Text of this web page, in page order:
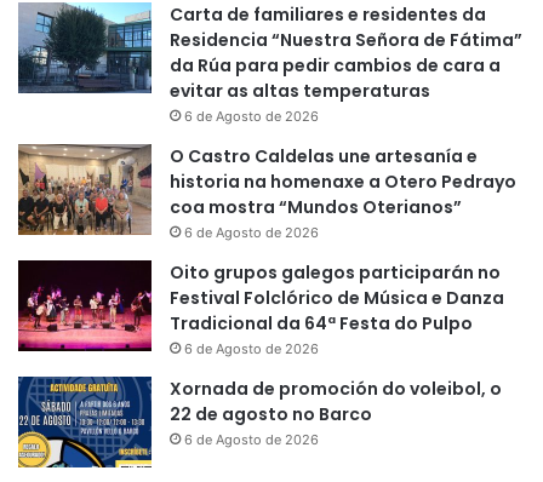
Carta de familiares e residentes da
Residencia “Nuestra Señora de Fátima”
da Rúa para pedir cambios de cara a
evitar as altas temperaturas
6 de Agosto de 2026
O Castro Caldelas une artesanía e
historia na homenaxe a Otero Pedrayo
coa mostra “Mundos Oterianos”
6 de Agosto de 2026
Oito grupos galegos participarán no
Festival Folclórico de Música e Danza
Tradicional da 64ª Festa do Pulpo
6 de Agosto de 2026
Xornada de promoción do voleibol, o
22 de agosto no Barco
6 de Agosto de 2026